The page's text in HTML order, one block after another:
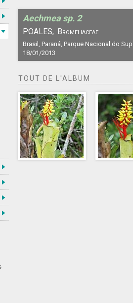
Aechmea sp. 2
POALES, Bromeliaceae
Brasil, Paraná, Parque Nacional do
18/01/2013
TOUT DE L'ALBUM